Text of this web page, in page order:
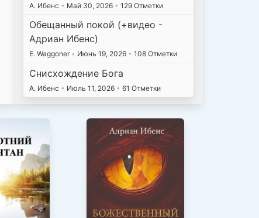
А. Ибенс • Май 30, 2026 • 129 Отметки
Обещанный покой (+видео -
Адриан Ибенс)
E. Waggoner • Июнь 19, 2026 • 108 Отметки
Снисхождение Бога
А. Ибенс • Июль 11, 2026 • 61 Отметки